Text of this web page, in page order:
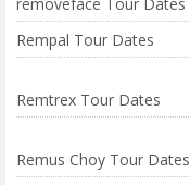
Rempal Tour Dates
Remtrex Tour Dates
Remus Choy Tour Dates